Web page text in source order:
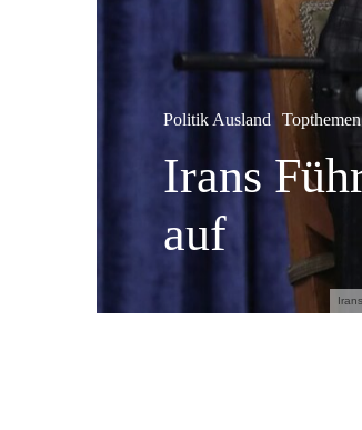
Politik Ausland Topthemen
Irans
auf